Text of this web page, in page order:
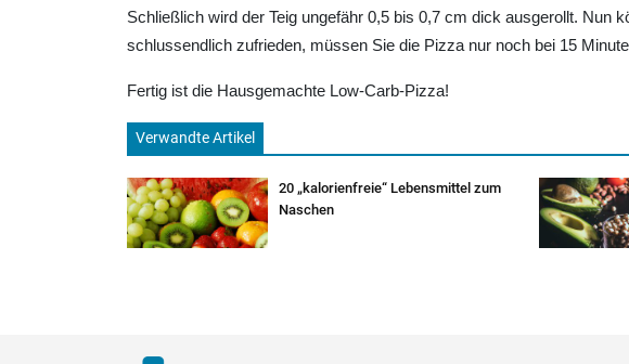
Schließlich wird der Teig ungefähr 0,5 bis 0,7 cm dick ausgerollt.
schlussendlich zufrieden, müssen Sie die Pizza nur noch bei 15
Fertig ist die Hausgemachte Low-Carb-Pizza!
Verwandte Artikel
20 „kalorienfreie“ Lebensmittel zum
Naschen